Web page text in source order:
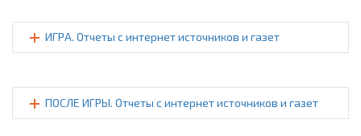
ИГРА. Отчеты с интернет источников и газет
ПОСЛЕ ИГРЫ. Отчеты с интернет источников и газет